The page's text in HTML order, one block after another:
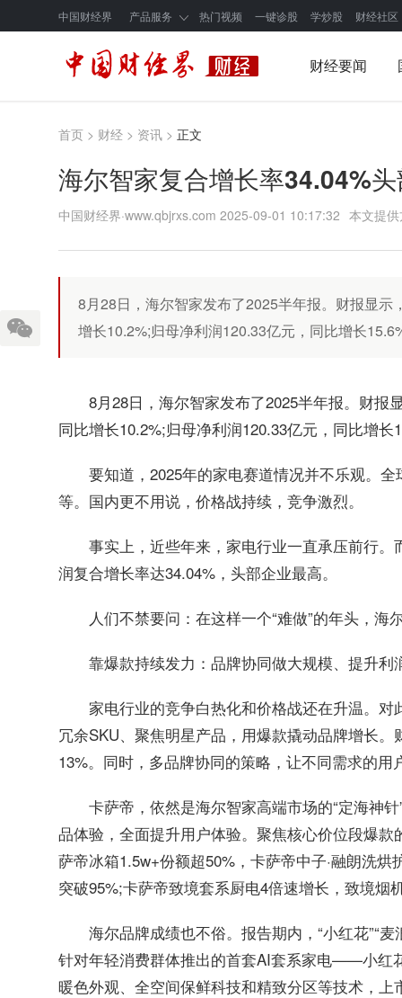
中国财经界 产品服务 热门视频 一键诊股 学炒股 财经社区
财经要闻
首页 > 财经 > 资讯 > 正文
海尔智家复合增长率34.04%
中国财经界·www.qbjrxs.com 2025-09-01 10:17:32 本文提
8月28日，海尔智家发布了2025半年报。财报显
增长10.2%;归母净利润120.33亿元，同比增长
8月28日，海尔智家发布了2025半年报。财报
同比增长10.2%;归母净利润120.33亿元，同比增长
要知道，2025年的家电赛道情况并不乐观。
等。国内更不用说，价格战持续，竞争激烈。
事实上，近些年来，家电行业一直承压前行
润复合增长率达34.04%，头部企业最高。
人们不禁要问：在这样一个“难做”的年头，海
靠爆款持续发力：品牌协同做大规模、提升利
家电行业的竞争白热化和价格战还在升温。
冗余SKU、聚焦明星产品，用爆款撬动品牌增长
13%。同时，多品牌协同的策略，让不同需求的用
卡萨帝，依然是海尔智家高端市场的“定海神
品体验，全面提升用户体验。聚焦核心价位段爆
萨帝冰箱1.5w+份额超50%，卡萨帝中子·融朗洗
突破95%;卡萨帝致境套系厨电4倍速增长，致境烟
海尔品牌成绩也不俗。报告期内，“小红花”“
针对年轻消费群体推出的首套AI套系家电——小红
暖色外观、全空间保鲜科技和精致分区等技术，上